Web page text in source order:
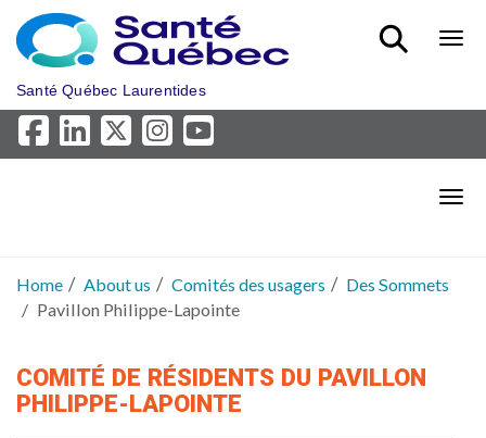
Skip to main content
Santé Québec Laurentides
Home About us Comités des usagers
Des Sommets
Pavillon Philippe-Lapointe
COMITÉ DE RÉSIDENTS DU PAVILLON
PHILIPPE-LAPOINTE